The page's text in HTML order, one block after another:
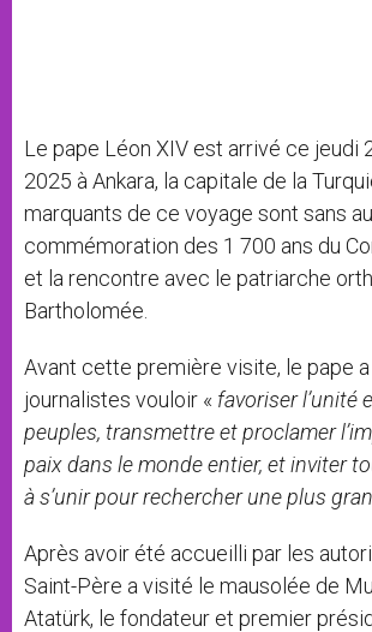
Le pape Léon XIV est arrivé ce jeudi
2025 à Ankara, la capitale de la
marquants de ce voyage sont sans
commémoration des 1 700 ans du
et la rencontre avec le patriarche
Bartholomée.
Avant cette première visite, le pape a
journalistes vouloir « favoriser l’unité
peuples, transmettre et proclamer
paix dans le monde entier, et inviter
à s’unir pour rechercher une plus
Après avoir été accueilli par les
Saint-Père a visité le mausolée de
Atatürk, le fondateur et premier